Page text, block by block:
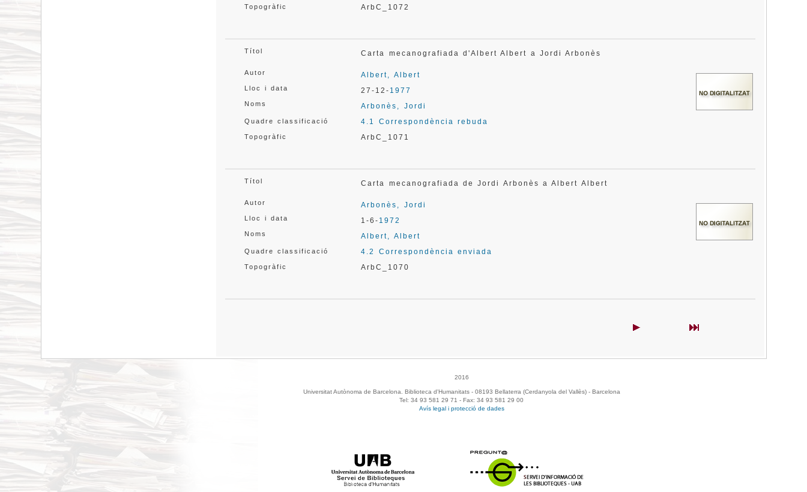
Topogràfic ArbC_1072
Títol Carta mecanografiada d'Albert Albert a Jordi Arbonès
Autor Albert, Albert
Lloc i data 27-12- 1977
Noms Arbonès, Jordi
Quadre classificació 4.1 Correspondència rebuda
Topogràfic ArbC_1071
Títol Carta mecanografiada de Jordi Arbonès a Albert Albert
Autor Arbonès, Jordi
Lloc i data 1-6- 1972
Noms Albert, Albert
Quadre classificació 4.2 Correspondència enviada
Topogràfic ArbC_1070
2016
Universitat Autònoma de Barcelona. Biblioteca d'Humanitats - 08193 Bellaterra (Cerdanyola del Vallès) - Barcelona
Tel: 34 93 581 29 71 - Fax: 34 93 581 29 00
Avís legal i protecció de dades